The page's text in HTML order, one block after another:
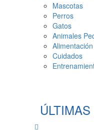
Mascotas
Perros
Gatos
Animales
Alimentación
Cuidados